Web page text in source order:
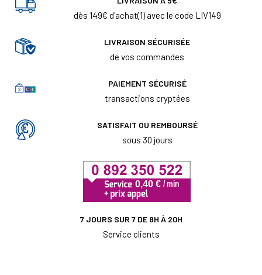
dès 149€ d'achat(1) avec le code LIV149
LIVRAISON SÉCURISÉE
de vos commandes
PAIEMENT SÉCURISÉ
transactions cryptées
SATISFAIT OU REMBOURSÉ
sous 30 jours
7 JOURS SUR 7 DE 8H À 20H
Service clients